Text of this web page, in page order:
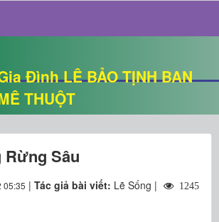
Đình LÊ BẢO TỊNH BAN
THUỘT
Rừng Sâu
05:35 | Tác giả bài viết: Lẽ Sống | 1245